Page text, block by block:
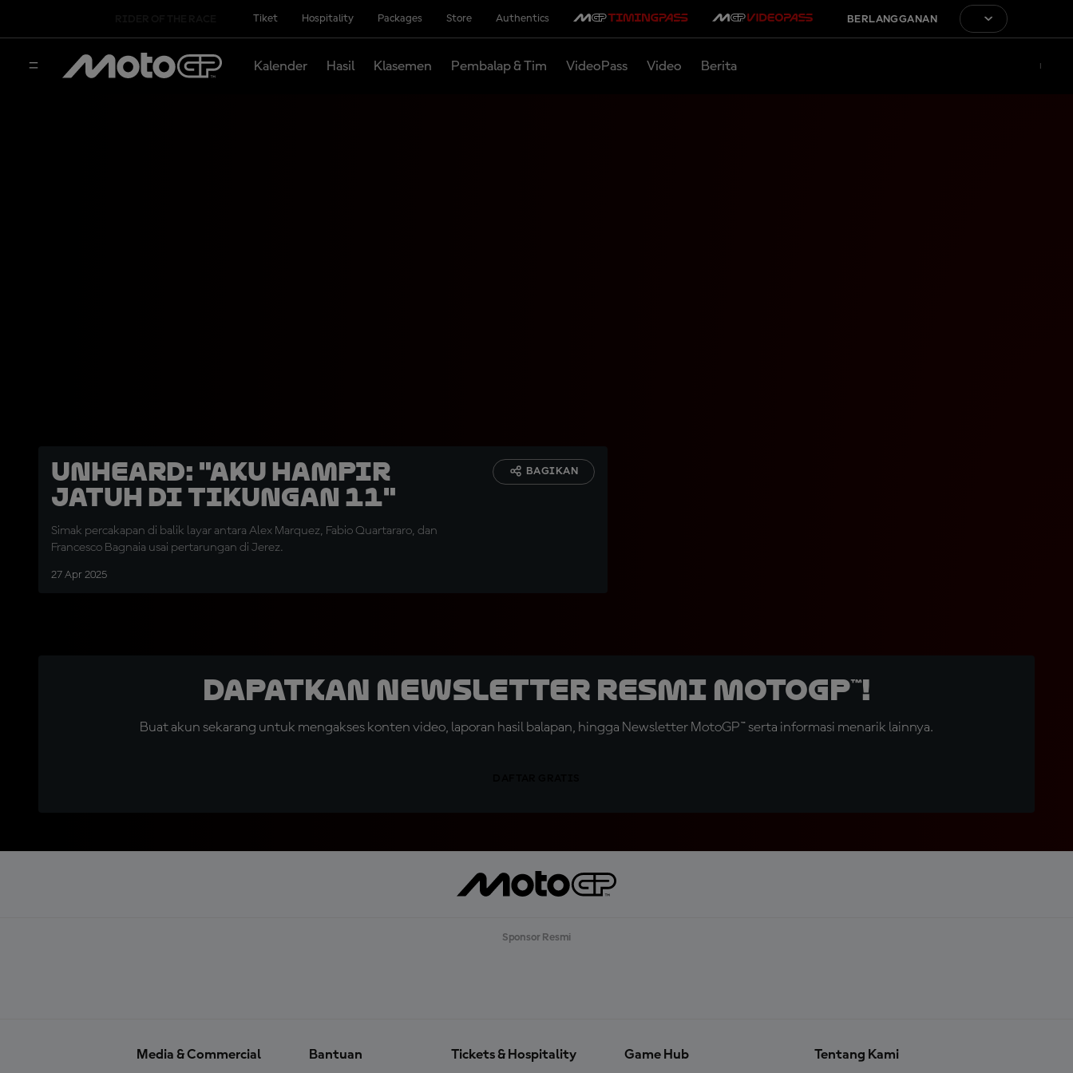
Tiket Hospitality Packages Store Authentics BERLANGGANAN
Kalender Hasil Klasemen Pembalap & Tim VideoPass Video Berita
UNHEARD: "Aku Hampir
Jatuh di Tikungan 11"
Simak percakapan di balik layar antara Alex Marquez, Fabio Quartararo, dan
Francesco Bagnaia usai pertarungan di Jerez.
27 Apr 2025
BAGIKAN
Dapatkan Newsletter Resmi MotoGP™!
Buat akun sekarang untuk mengakses konten video, laporan hasil balapan, hingga Newsletter MotoGP™ serta informasi menarik lainnya.
Sponsor Resmi
Media & Commercial Bantuan Tickets & Hospitality Game Hub Tentang Kami